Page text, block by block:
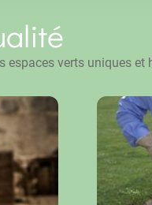
espaces verts uniques